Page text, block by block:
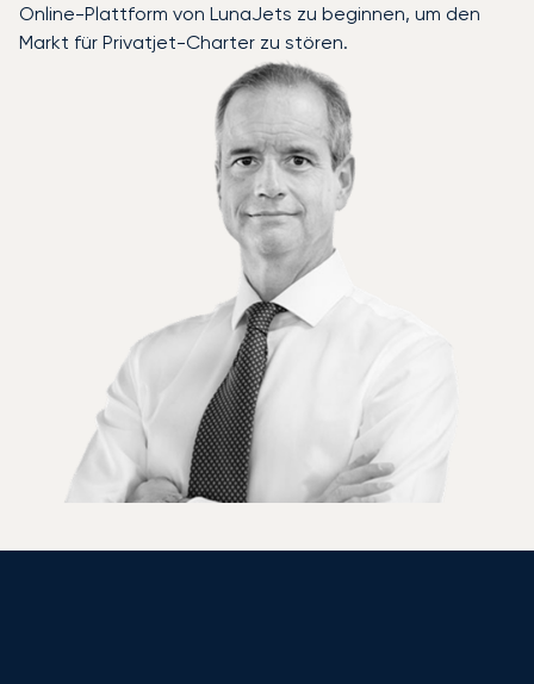
Online-Plattform von LunaJets zu beginnen, um den
Markt für Privatjet-Charter zu stören.